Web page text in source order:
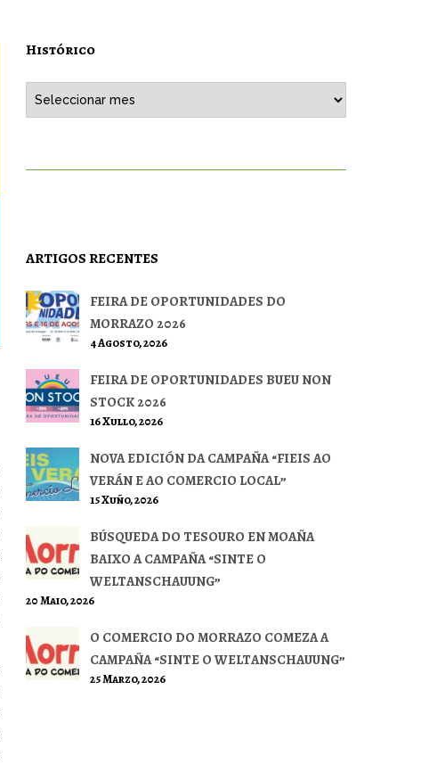
Histórico
ARTIGOS RECENTES
FEIRA DE OPORTUNIDADES DO
MORRAZO 2026
4 Agosto, 2026
FEIRA DE OPORTUNIDADES BUEU NON
STOCK 2026
16 Xullo, 2026
NOVA EDICIÓN DA CAMPAÑA “FIEIS AO
VERÁN E AO COMERCIO LOCAL”
15 Xuño, 2026
BÚSQUEDA DO TESOURO EN MOAÑA
BAIXO A CAMPAÑA “SINTE O
WELTANSCHAUUNG”
20 Maio, 2026
O COMERCIO DO MORRAZO COMEZA A
CAMPAÑA “SINTE O WELTANSCHAUUNG”
25 Marzo, 2026